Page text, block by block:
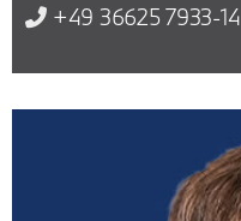
+49 36625 7933-14